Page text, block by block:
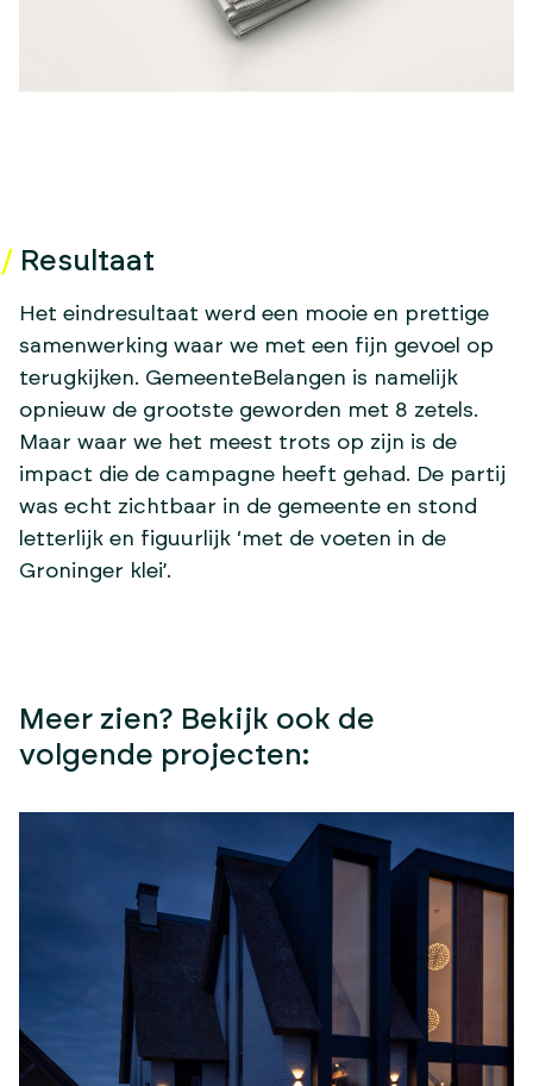
Resultaat
Het eindresultaat werd een mooie en prettige
samenwerking waar we met een fijn gevoel op
terugkijken. GemeenteBelangen is namelijk
opnieuw de grootste geworden met 8 zetels.
Maar waar we het meest trots op zijn is de
impact die de campagne heeft gehad. De partij
was echt zichtbaar in de gemeente en stond
letterlijk en figuurlijk ‘met de voeten in de
Groninger klei’.
Meer zien? Bekijk ook de
volgende projecten: